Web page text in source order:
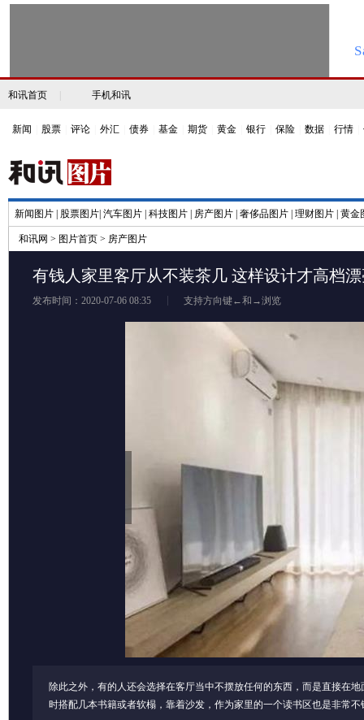
和讯首页 手机和讯
新闻 股票 评论 外汇 债券 基金 期货 黄金 银行 保险 数据 行情
新闻图片 股票图片 汽车图片 科技图片 房产图片 奢侈品图片 理财图片 黄金
和讯网 > 图片首页 > 房产图片
有钱人家里客厅从不装茶几 这样设计才高档
发布时间：2020-07-06 08:35 支持方向键←和→浏览
除此之外，有的人还会选择在客厅当中不摆放任何的东西，而是直接在
时搭配几本书籍或者软榻，靠着沙发，作为家里的一个读书区也是非常不